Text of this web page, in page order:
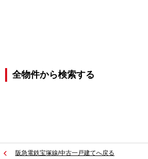
全物件から検索する
阪急電鉄宝塚線/中古一戸建てへ戻る